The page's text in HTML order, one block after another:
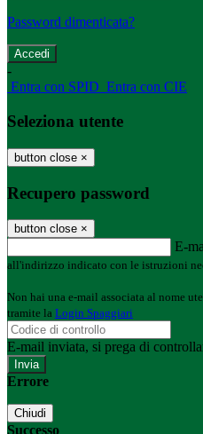
Password dimenticata?
-
Entra con SPID Entra con CIE
Seleziona utente
button close ×
Recupero password
button close ×
E-
all'indirizzo indicato con le istruzioni
Non hai una e-mail associata al nome
tramite la Login Spaggiari
E-mail inviata, si prega di
Errore
Chiudi
Successo